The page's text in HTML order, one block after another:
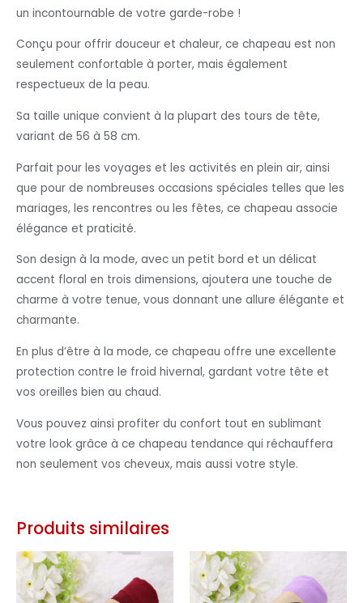
un incontournable de votre garde-robe !
Conçu pour offrir douceur et chaleur, ce chapeau est non
seulement confortable à porter, mais également
respectueux de la peau.
Sa taille unique convient à la plupart des tours de tête,
variant de 56 à 58 cm.
Parfait pour les voyages et les activités en plein air, ainsi
que pour de nombreuses occasions spéciales telles que les
mariages, les rencontres ou les fêtes, ce chapeau associe
élégance et praticité.
Son design à la mode, avec un petit bord et un délicat
accent floral en trois dimensions, ajoutera une touche de
charme à votre tenue, vous donnant une allure élégante et
charmante.
En plus d’être à la mode, ce chapeau offre une excellente
protection contre le froid hivernal, gardant votre tête et
vos oreilles bien au chaud.
Vous pouvez ainsi profiter du confort tout en sublimant
votre look grâce à ce chapeau tendance qui réchauffera
non seulement vos cheveux, mais aussi votre style.
Produits similaires